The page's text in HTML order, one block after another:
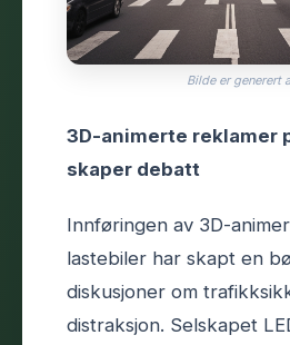
Bilde er generert
3D-animerte reklamer
skaper debatt
Innføringen av 3D-
lastebiler har skapt en
diskusjoner om
distraksjon. Selskapet